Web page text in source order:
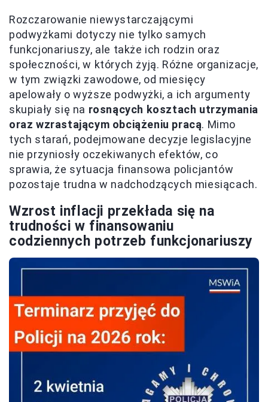
Rozczarowanie niewystarczającymi
podwyżkami dotyczy nie tylko samych
funkcjonariuszy, ale także ich rodzin oraz
społeczności, w których żyją. Różne organizacje,
w tym związki zawodowe, od miesięcy
apelowały o wyższe podwyżki, a ich argumenty
skupiały się na rosnących kosztach utrzymania
oraz wzrastającym obciążeniu pracą. Mimo
tych starań, podejmowane decyzje legislacyjne
nie przyniosły oczekiwanych efektów, co
sprawia, że sytuacja finansowa policjantów
pozostaje trudna w nadchodzących miesiącach.
Wzrost inflacji przekłada się na
trudności w finansowaniu
codziennych potrzeb funkcjonariuszy